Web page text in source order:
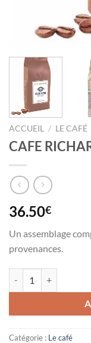
ACCUEIL / LE CAFÉ
CAFE
36.50€
Un assemblage
provenances.
Catégorie : Le café